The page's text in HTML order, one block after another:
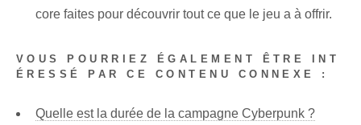
core faites pour découvrir tout ce que le jeu a à offrir.
VOUS POURRIEZ ÉGALEMENT ÊTRE INT
ÉRESSÉ PAR CE CONTENU CONNEXE :
Quelle est la durée de la campagne Cyberpunk ?